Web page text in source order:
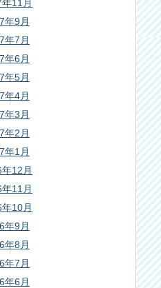
11月
年9月
年7月
年6月
年5月
年4月
年3月
年2月
年1月
12月
11月
10月
年9月
年8月
年7月
年6月